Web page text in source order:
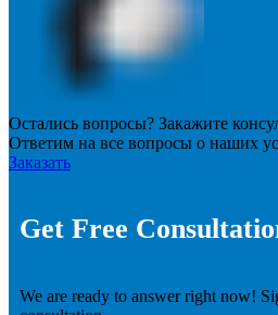
Остались вопросы? Закажите
Ответим на все вопросы о наших
Заказать
Get Free
We are ready to answer right now!